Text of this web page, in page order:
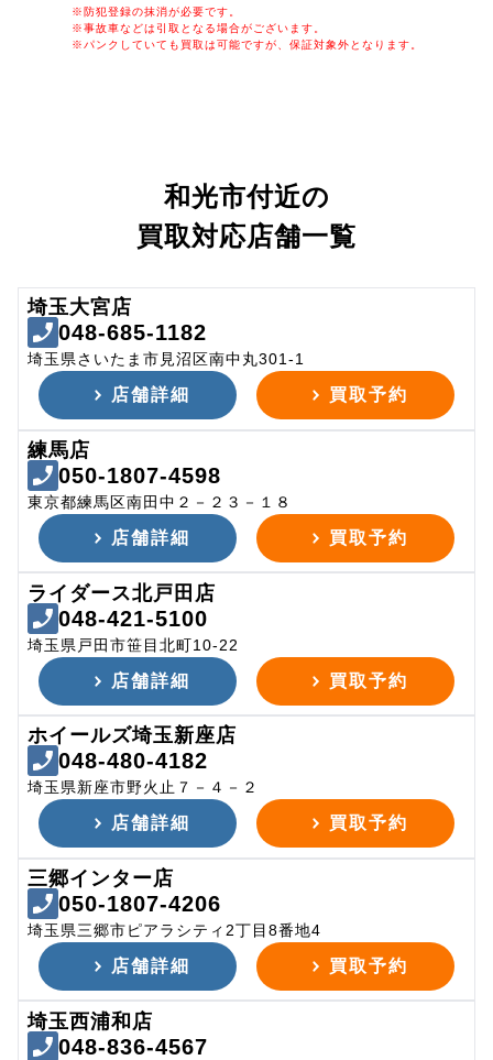
※防犯登録の抹消が必要です。
※事故車などは引取となる場合がございます。
※パンクしていても買取は可能ですが、保証対象外となります。
和光市付近の
買取対応店舗一覧
埼玉大宮店
048-685-1182
埼玉県さいたま市見沼区南中丸301-1
店舗詳細 買取予約
練馬店
050-1807-4598
東京都練馬区南田中２－２３－１８
店舗詳細 買取予約
ライダース北戸田店
048-421-5100
埼玉県戸田市笹目北町10-22
店舗詳細 買取予約
ホイールズ埼玉新座店
048-480-4182
埼玉県新座市野火止７－４－２
店舗詳細 買取予約
三郷インター店
050-1807-4206
埼玉県三郷市ピアラシティ2丁目8番地4
店舗詳細 買取予約
埼玉西浦和店
048-836-4567